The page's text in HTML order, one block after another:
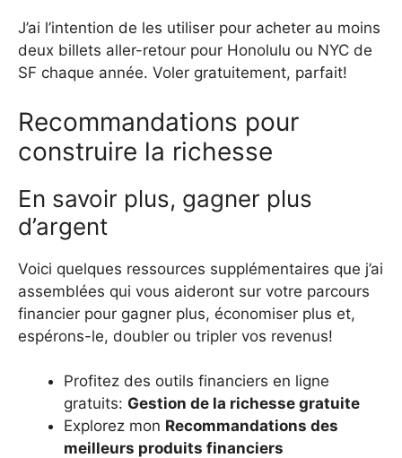
J’ai l’intention de les utiliser pour acheter au moins
deux billets aller-retour pour Honolulu ou NYC de
SF chaque année. Voler gratuitement, parfait!
Recommandations pour
construire la richesse
En savoir plus, gagner plus
d’argent
Voici quelques ressources supplémentaires que j’ai
assemblées qui vous aideront sur votre parcours
financier pour gagner plus, économiser plus et,
espérons-le, doubler ou tripler vos revenus!
Profitez des outils financiers en ligne
gratuits: Gestion de la richesse gratuite
Explorez mon Recommandations des
meilleurs produits financiers